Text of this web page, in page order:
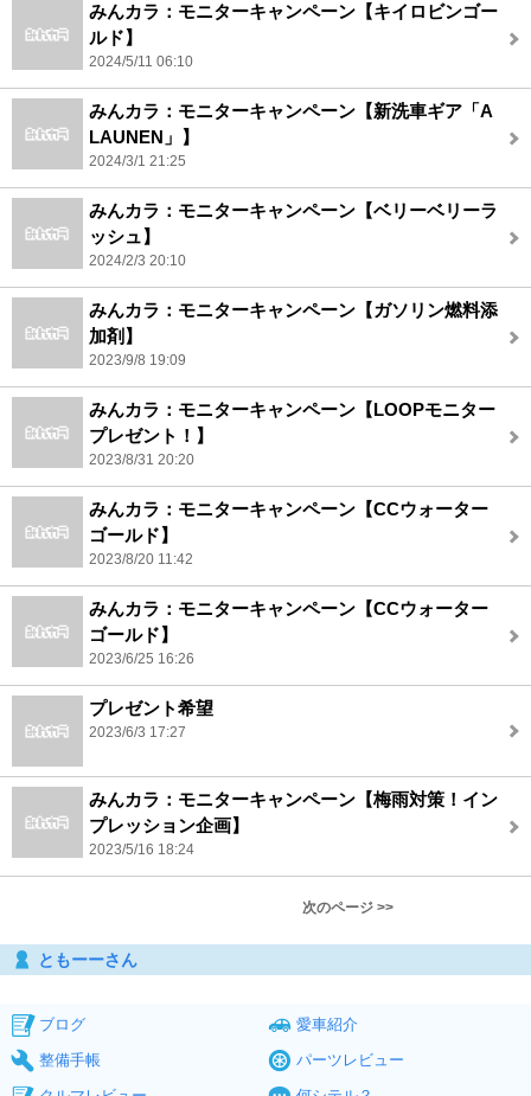
みんカラ：モニターキャンペーン【キイロビンゴー
ルド】
2024/5/11 06:10
みんカラ：モニターキャンペーン【新洗車ギア「A
LAUNEN」】
2024/3/1 21:25
みんカラ：モニターキャンペーン【ベリーベリーラ
ッシュ】
2024/2/3 20:10
みんカラ：モニターキャンペーン【ガソリン燃料添
加剤】
2023/9/8 19:09
みんカラ：モニターキャンペーン【LOOPモニター
プレゼント！】
2023/8/31 20:20
みんカラ：モニターキャンペーン【CCウォーター
ゴールド】
2023/8/20 11:42
みんカラ：モニターキャンペーン【CCウォーター
ゴールド】
2023/6/25 16:26
プレゼント希望
2023/6/3 17:27
みんカラ：モニターキャンペーン【梅雨対策！イン
プレッション企画】
2023/5/16 18:24
次のページ >>
ともーーさん
ブログ
愛車紹介
整備手帳
パーツレビュー